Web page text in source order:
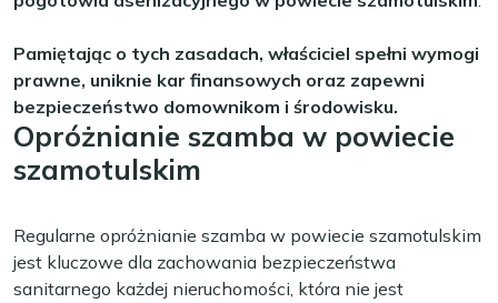
Pamiętając o tych zasadach, właściciel spełni wymogi
prawne, uniknie kar finansowych oraz zapewni
bezpieczeństwo domownikom i środowisku.
Opróżnianie szamba w powiecie
szamotulskim
Regularne opróżnianie szamba w powiecie szamotulskim
jest kluczowe dla zachowania bezpieczeństwa
sanitarnego każdej nieruchomości, która nie jest